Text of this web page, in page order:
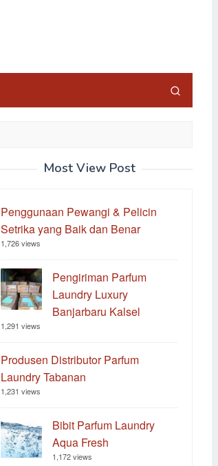
Most View Post
Penggunaan Pewangi & Pelicin
Setrika yang Baik dan Benar
1,726 views
Pengiriman Parfum
Laundry Luxury
Banjarbaru Kalsel
1,291 views
Produsen Distributor Parfum
Laundry Tabanan
1,231 views
Bibit Parfum Laundry
Aqua Fresh
1,172 views